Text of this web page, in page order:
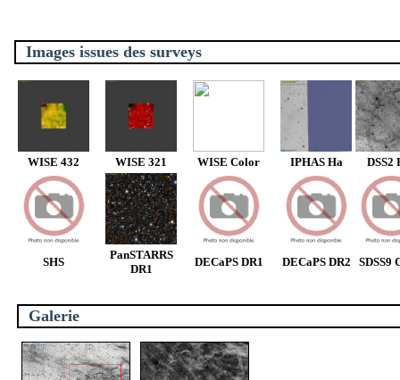
Images issues des surveys
WISE 432 WISE 321 WISE Color IPHAS Ha DSS2
SHS
PanSTARRS
DR1
DECaPS DR1 DECaPS DR2 SDSS9
Galerie